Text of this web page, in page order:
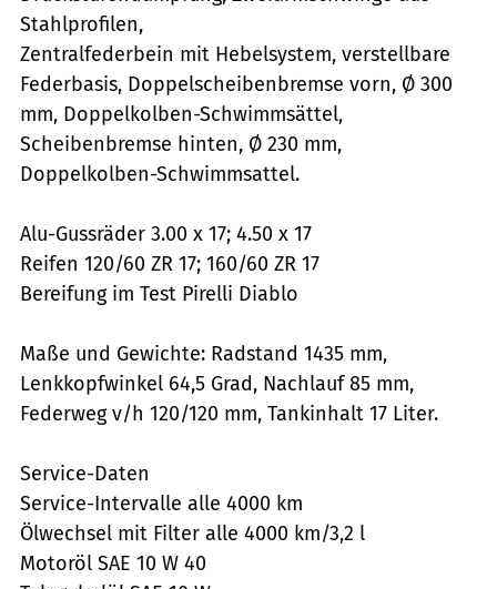
Stahlprofilen,
Zentralfederbein mit Hebelsystem, verstellbare
Federbasis, Doppelscheibenbremse vorn, Ø 300
mm, Doppelkolben-Schwimmsättel,
Scheibenbremse hinten, Ø 230 mm,
Doppelkolben-Schwimmsattel.
Alu-Gussräder 3.00 x 17; 4.50 x 17
Reifen 120/60 ZR 17; 160/60 ZR 17
Bereifung im Test Pirelli Diablo
Maße und Gewichte: Radstand 1435 mm,
Lenkkopfwinkel 64,5 Grad, Nachlauf 85 mm,
Federweg v/h 120/120 mm, Tankinhalt 17 Liter.
Service-Daten
Service-Intervalle alle 4000 km
Ölwechsel mit Filter alle 4000 km/3,2 l
Motoröl SAE 10 W 40